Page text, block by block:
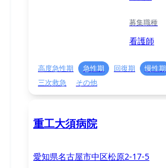
募集職種
看護師
高度急性期 急性期 回復期 慢性期
三次救急
その他
重工大須病院
愛知県名古屋市中区松原2-17-5